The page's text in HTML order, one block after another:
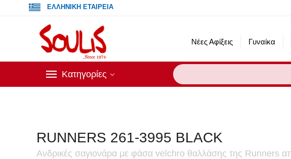
ΕΛΛΗΝΙΚΗ ΕΤΑΙΡΕΙΑ
Νέες Αφίξεις Γυναίκα
Κατηγορίες
RUNNERS 261-3995 BLACK
Ανδρικές σαγιονάρα με φάσα velchro θαλλάσης της Runners